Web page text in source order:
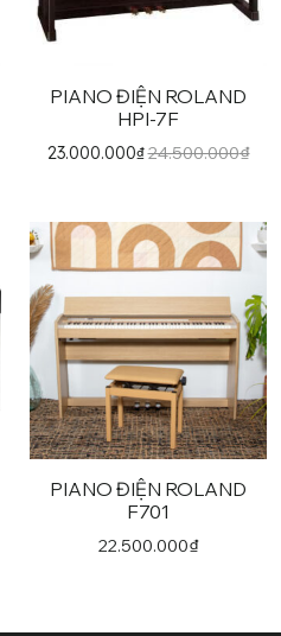
PIANO ĐIỆN ROLAND
HPI-7F
23.000.000₫24.500.000₫
PIANO ĐIỆN ROLAND
F701
22.500.000₫